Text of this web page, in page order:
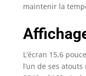
maintenir la
L’écran 15,6
l’un de ses